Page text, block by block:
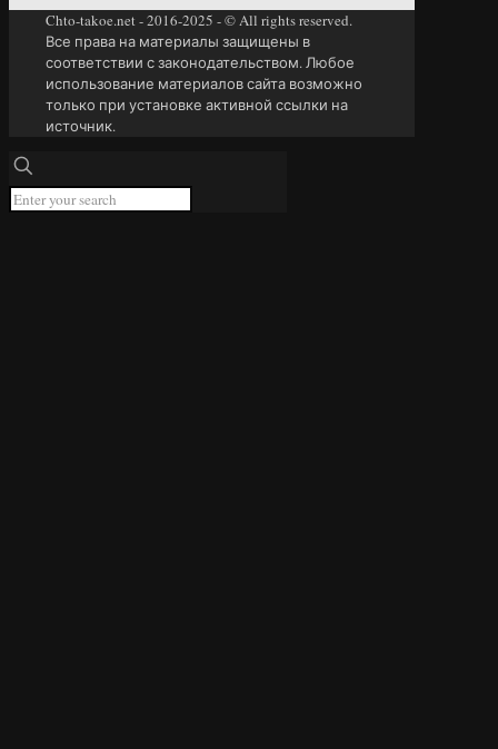
Chto-takoe.net - 2016-2025 - © All rights reserved.
Все права на материалы защищены в
соответствии с законодательством. Любое
использование материалов сайта возможно
только при установке активной ссылки на
источник.